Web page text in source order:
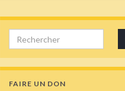
Search for:
FAIRE UN DON